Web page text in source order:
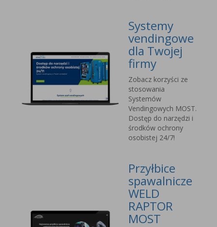
Systemy
vendingowe
dla Twojej
firmy
Zobacz korzyści ze
stosowania
Systemów
Vendingowych MOST.
Dostęp do narzędzi i
środków ochrony
osobistej 24/7!
Przyłbice
spawalnicze
WELD
RAPTOR
MOST